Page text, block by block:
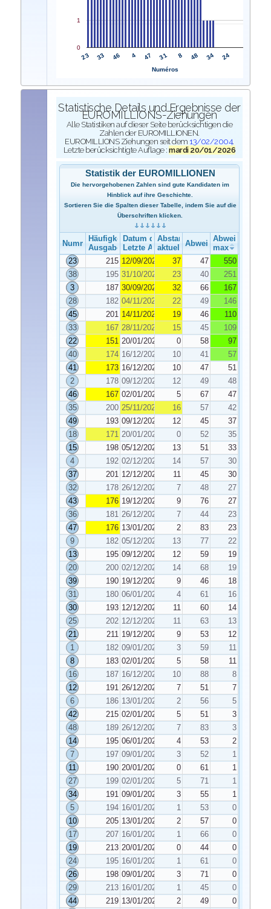
23 33 46 4 47 31 8 48 34 24
0
1
Numéros
Statistische Details und Ergebnisse der
EUROMILLIONS-Ziehungen
Alle Statistiken auf dieser Seite berücksichtigen die
Zahlen der EUROMILLIONEN.
EUROMILLIONS Ziehungen seit dem 13/02/2004.
Letzte berücksichtigte Auflage :mardi 20/01/2026
Statistik der EUROMILLIONEN
Die hervorgehobenen Zahlen sind gute Kandidaten im
Hinblick auf ihre Geschichte.
Sortieren Sie die Spalten dieser Tabelle, indem Sie auf die
Überschriften klicken.
Nummer
Häufigkeit der Ausgabe
Ausgabe
Datum der Ausgabe
Letzte Ausgabe
Abstand
aktuelleAbweichung
Abweichung
max
23
215 12/09/2025 37 47
550
38
195 31/10/2025 23 40
251
3
187 30/09/2025 32 66
167
28
182 04/11/2025 22 49
146
45
201 14/11/2025 19 46
110
33
167 28/11/2025 15 45
109
22
151 20/01/2026 0 58
97
40
174 16/12/2025 10 41
57
41
173 16/12/2025 10 47
51
2
178 09/12/2025 12 49
48
46
167 02/01/2026 5 67
47
35
200 25/11/2025 16 57
42
49
193 09/12/2025 12 45
37
18
171 20/01/2026 0 52
35
15
198 05/12/2025 13 51
33
4
192 02/12/2025 14 57
30
37
201 12/12/2025 11 45
30
32
178 26/12/2025 7 48
27
43
176 19/12/2025 9 76
27
36
181 26/12/2025 7 44
23
47
176 13/01/2026 2 83
23
9
182 05/12/2025 13 77
22
13
195 09/12/2025 12 59
19
20
200 02/12/2025 14 68
19
39
190 19/12/2025 9 46
18
31
180 06/01/2026 4 61
16
30
193 12/12/2025 11 60
14
25
202 12/12/2025 11 63
13
21
211 19/12/2025 9 53
12
1
182 09/01/2026 3 59
11
8
183 02/01/2026 5 58
11
16
187 16/12/2025 10 88
8
12
191 26/12/2025 7 51
7
6
186 13/01/2026 2 56
5
42
215 02/01/2026 5 51
3
48
189 26/12/2025 7 83
3
14
195 06/01/2026 4 53
2
7
197 09/01/2026 3 52
1
11
190 20/01/2026 0 61
1
27
199 02/01/2026 5 71
1
34
191 09/01/2026 3 55
1
5
194 16/01/2026 1 53
0
10
205 13/01/2026 2 57
0
17
207 16/01/2026 1 66
0
19
213 20/01/2026 0 44
0
24
195 16/01/2026 1 61
0
26
198 09/01/2026 3 71
0
29
213 16/01/2026 1 45
0
44
219 13/01/2026 2 49
0